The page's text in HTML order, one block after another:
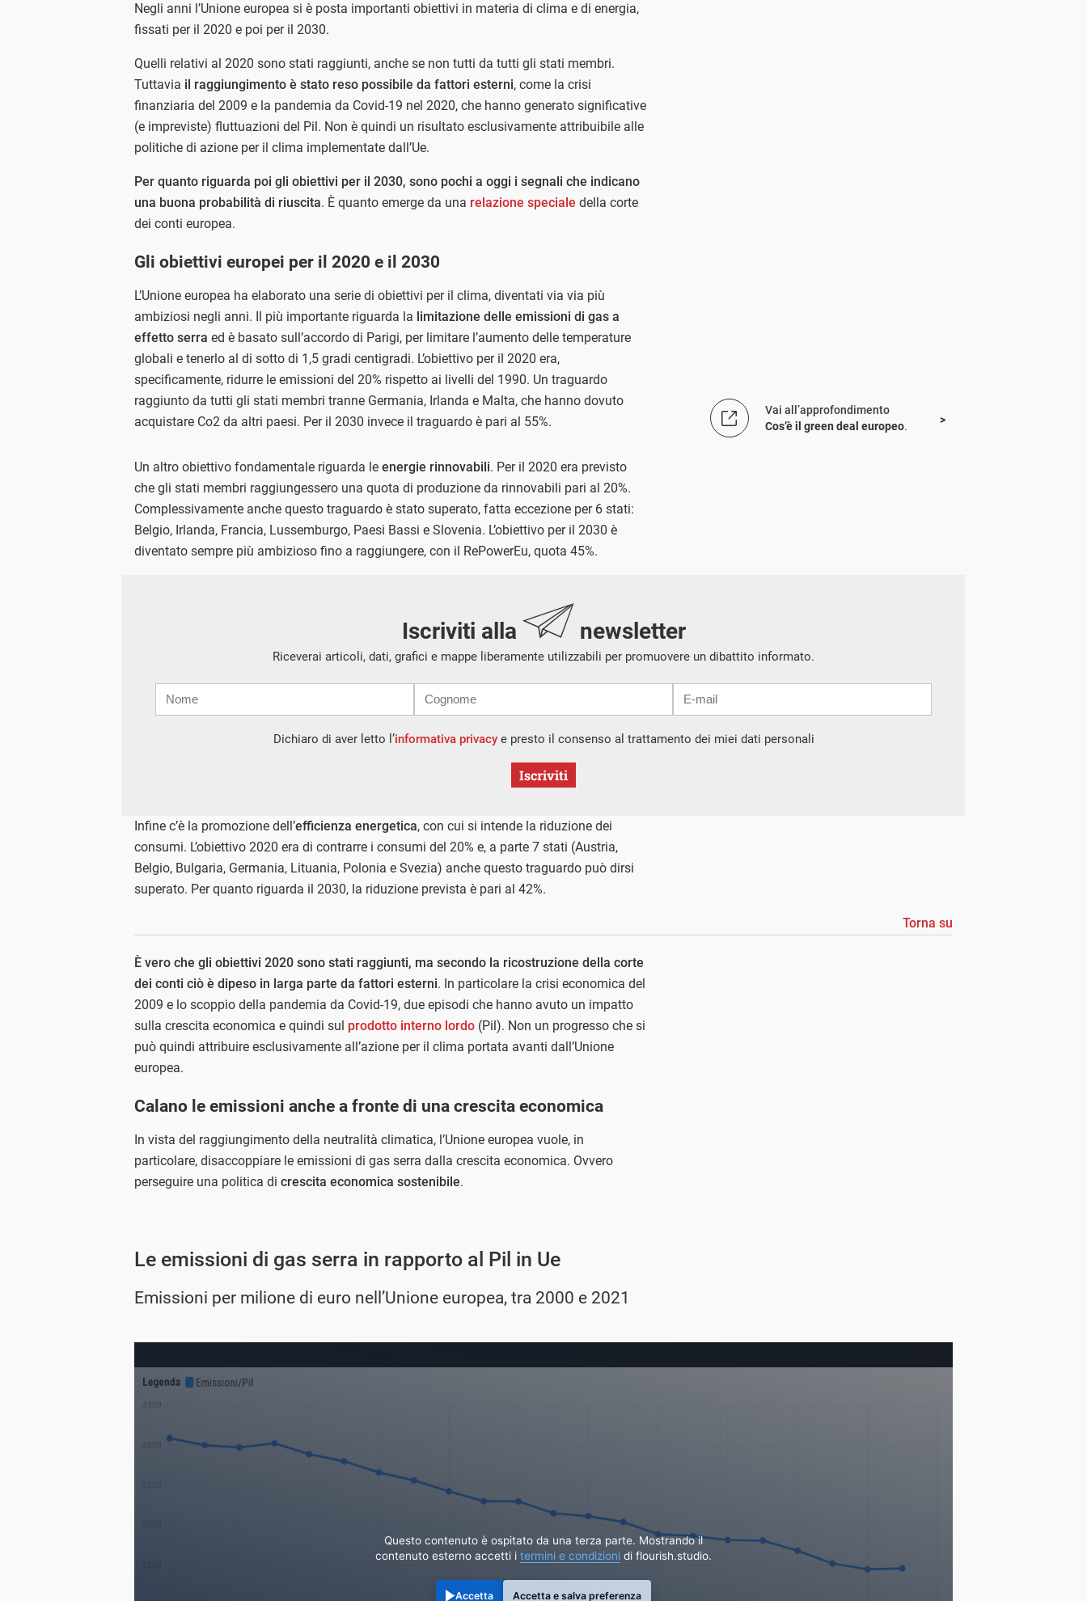
Negli anni l’Unione europea si è posta importanti obiettivi in materia di clima e di energia,
fissati per il 2020 e poi per il 2030.
Quelli relativi al 2020 sono stati raggiunti, anche se non tutti da tutti gli stati membri.
Tuttavia il raggiungimento è stato reso possibile da fattori esterni, come la crisi
finanziaria del 2009 e la pandemia da Covid-19 nel 2020, che hanno generato significative
(e impreviste) fluttuazioni del Pil. Non è quindi un risultato esclusivamente attribuibile alle
politiche di azione per il clima implementate dall’Ue.
Per quanto riguarda poi gli obiettivi per il 2030, sono pochi a oggi i segnali che indicano
una buona probabilità di riuscita. È quanto emerge da una relazione speciale della corte
dei conti europea.
Gli obiettivi europei per il 2020 e il 2030
L’Unione europea ha elaborato una serie di obiettivi per il clima, diventati via via più
ambiziosi negli anni. Il più importante riguarda la limitazione delle emissioni di gas a
effetto serra ed è basato sull’accordo di Parigi, per limitare l’aumento delle temperature
globali e tenerlo al di sotto di 1,5 gradi centigradi. L’obiettivo per il 2020 era,
specificamente, ridurre le emissioni del 20% rispetto ai livelli del 1990. Un traguardo
raggiunto da tutti gli stati membri tranne Germania, Irlanda e Malta, che hanno dovuto
acquistare Co2 da altri paesi. Per il 2030 invece il traguardo è pari al 55%.
Vai all’approfondimento
Cos’è il green deal europeo.
Un altro obiettivo fondamentale riguarda le energie rinnovabili. Per il 2020 era previsto
che gli stati membri raggiungessero una quota di produzione da rinnovabili pari al 20%.
Complessivamente anche questo traguardo è stato superato, fatta eccezione per 6 stati:
Belgio, Irlanda, Francia, Lussemburgo, Paesi Bassi e Slovenia. L’obiettivo per il 2030 è
diventato sempre più ambizioso fino a raggiungere, con il RePowerEu, quota 45%.
Iscriviti alla newsletter
Riceverai articoli, dati, grafici e mappe liberamente utilizzabili per promuovere un dibattito informato.
mail
Dichiaro di aver letto l’informativa privacye presto il consenso al trattamento dei miei dati personali
Iscriviti
Infine c’è la promozione dell’efficienza energetica, con cui si intende la riduzione dei
consumi. L’obiettivo 2020 era di contrarre i consumi del 20% e, a parte 7 stati (Austria,
Belgio, Bulgaria, Germania, Lituania, Polonia e Svezia) anche questo traguardo può dirsi
superato. Per quanto riguarda il 2030, la riduzione prevista è pari al 42%.
Torna su
È vero che gli obiettivi 2020 sono stati raggiunti, ma secondo la ricostruzione della corte
dei conti ciò è dipeso in larga parte da fattori esterni. In particolare la crisi economica del
2009 e lo scoppio della pandemia da Covid-19, due episodi che hanno avuto un impatto
sulla crescita economica e quindi sul prodotto interno lordo (Pil). Non un progresso che si
può quindi attribuire esclusivamente all’azione per il clima portata avanti dall’Unione
europea.
Calano le emissioni anche a fronte di una crescita economica
In vista del raggiungimento della neutralità climatica, l’Unione europea vuole, in
particolare, disaccoppiare le emissioni di gas serra dalla crescita economica. Ovvero
perseguire una politica di crescita economica sostenibile.
Le emissioni di gas serra in rapporto al Pil in Ue
Emissioni per milione di euro nell’Unione europea, tra 2000 e 2021
Questo contenuto è ospitato da una terza parte. Mostrando il
contenuto esterno accetti i termini e condizioni di flourish.studio.
Accetta Accetta e salva preferenza